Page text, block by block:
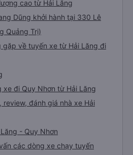
cao từ Hải Lăng
Dũng khởi hành tại 330 Lê
Quảng Trị)
gặp về tuyến xe từ Hải Lăng đi
xe đi Quy Nhơn từ Hải Lăng
review, đánh giá nhà xe Hải
- Quy Nhơn
các dòng xe chạy tuyến